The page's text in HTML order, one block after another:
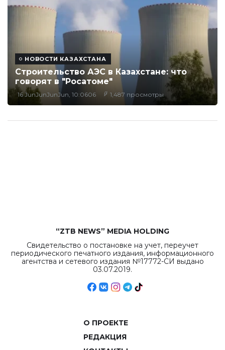
НОВОСТИ КАЗАХСТАНА
Строительство АЭС в Казахстане: что
говорят в "Росатоме"
16 JunJunJunJun, 10:0606 1,487 просмотры
“ZTB NEWS” MEDIA HOLDING
Свидетельство о постановке на учет, переучет
периодического печатного издания, информационного
агентства и сетевого издания №17772-СИ выдано
03.07.2019.
О ПРОЕКТЕ
РЕДАКЦИЯ